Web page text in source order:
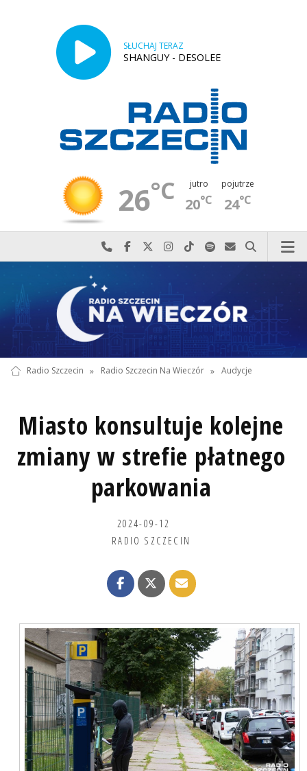
SŁUCHAJ TERAZ
SHANGUY - DESOLEE
26°C jutro
20°C
pojutrze
24°C
Najlepiej po prostu do nas zadzwoń
Odwiedź nas na Facebook-u
Odwiedź nas na X
Odwiedź nas na Instagram-ie
Odwiedź nas na TikTok-u
Szukaj nas na Spotify
Wyślij do nas
Szukaj
Radio Szczecin » Radio Szczecin Na Wieczór » Audycje
Miasto konsultuje kolejne
zmiany w strefie płatnego
parkowania
2024-09-12
RADIO SZCZECIN